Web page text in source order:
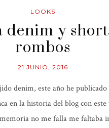
LOOKS
denim y
rombos
21 JUNIO, 2016
denim, este año he publicado
en la historia del blog con
no me falla me faltaba